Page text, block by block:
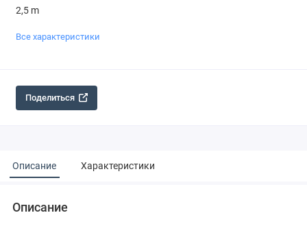
2,5 m
Все характеристики
Поделиться
Описание Характеристики
Описание